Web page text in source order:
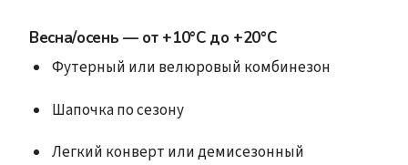
Весна/осень — от +10°C до +20°C
Футерный или велюровый комбинезон
Шапочка по сезону
Легкий конверт или демисезонный